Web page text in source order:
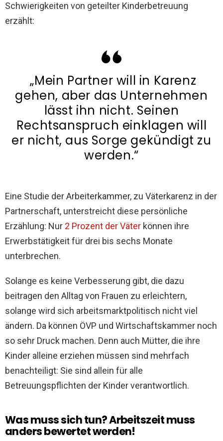
Schwierigkeiten von geteilter Kinderbetreuung
erzählt:
„Mein Partner will in Karenz
gehen, aber das Unternehmen
lässt ihn nicht. Seinen
Rechtsanspruch einklagen will
er nicht, aus Sorge gekündigt zu
werden.“
Eine Studie der Arbeiterkammer, zu Väterkarenz in der
Partnerschaft, unterstreicht diese persönliche
Erzählung: Nur 2 Prozent der Väter können ihre
Erwerbstätigkeit für drei bis sechs Monate
unterbrechen.
Solange es keine Verbesserung gibt, die dazu
beitragen den Alltag von Frauen zu erleichtern,
solange wird sich arbeitsmarktpolitisch nicht viel
ändern. Da können ÖVP und Wirtschaftskammer noch
so sehr Druck machen. Denn auch Mütter, die ihre
Kinder alleine erziehen müssen sind mehrfach
benachteiligt: Sie sind allein für alle
Betreuungspflichten der Kinder verantwortlich.
Was muss sich tun? Arbeitszeit muss
anders bewertet werden!